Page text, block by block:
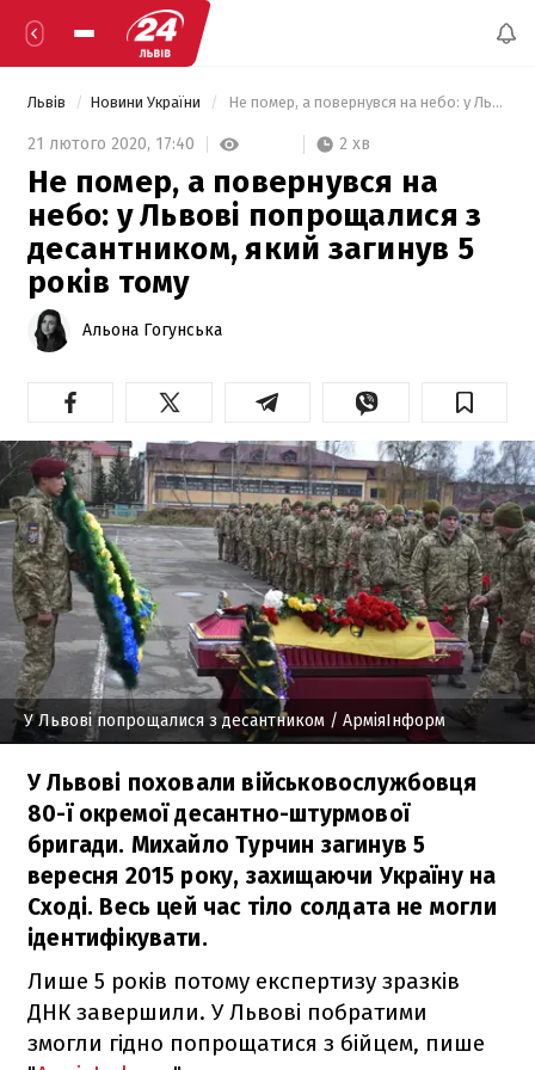
Львів Новини України Не помер, а повернувся на небо: у Львові попрощалися з десантником, який загинув 5 років тому
21 лютого 2020, 17:40 2 хв
Не помер, а повернувся на
небо: у Львові попрощалися з
десантником, який загинув 5
років тому
Альона Гогунська
У Львові попрощалися з десантником / АрміяІнформ
У Львові поховали військовослужбовця
80-ї окремої десантно-штурмової
бригади. Михайло Турчин загинув 5
вересня 2015 року, захищаючи Україну на
Сході. Весь цей час тіло солдата не могли
ідентифікувати.
Лише 5 років потому експертизу зразків
ДНК завершили. У Львові побратими
змогли гідно попрощатися з бійцем, пише